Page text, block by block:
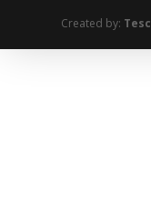
Created by: